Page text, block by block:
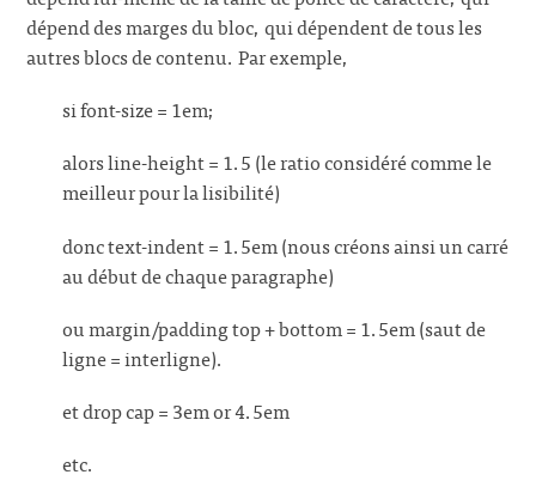
dépend des marges du bloc, qui dépendent de tous les
autres blocs de contenu. Par exemple,
si font-size = 1em;
alors line-height = 1.5 (le ratio considéré comme le
meilleur pour la lisibilité)
donc text-indent = 1.5em (nous créons ainsi un carré
au début de chaque paragraphe)
ou margin/padding top + bottom = 1.5em (saut de
ligne = interligne).
et drop cap = 3em or 4.5em
etc.